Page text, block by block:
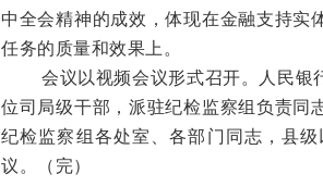
中全会精神的成效，体现在金融支持实
任务的质量和效果上。
会议以视频会议形式召开。人民银
位司局级干部，派驻纪检监察组负责同
纪检监察组各处室、各部门同志，县
议。（完）